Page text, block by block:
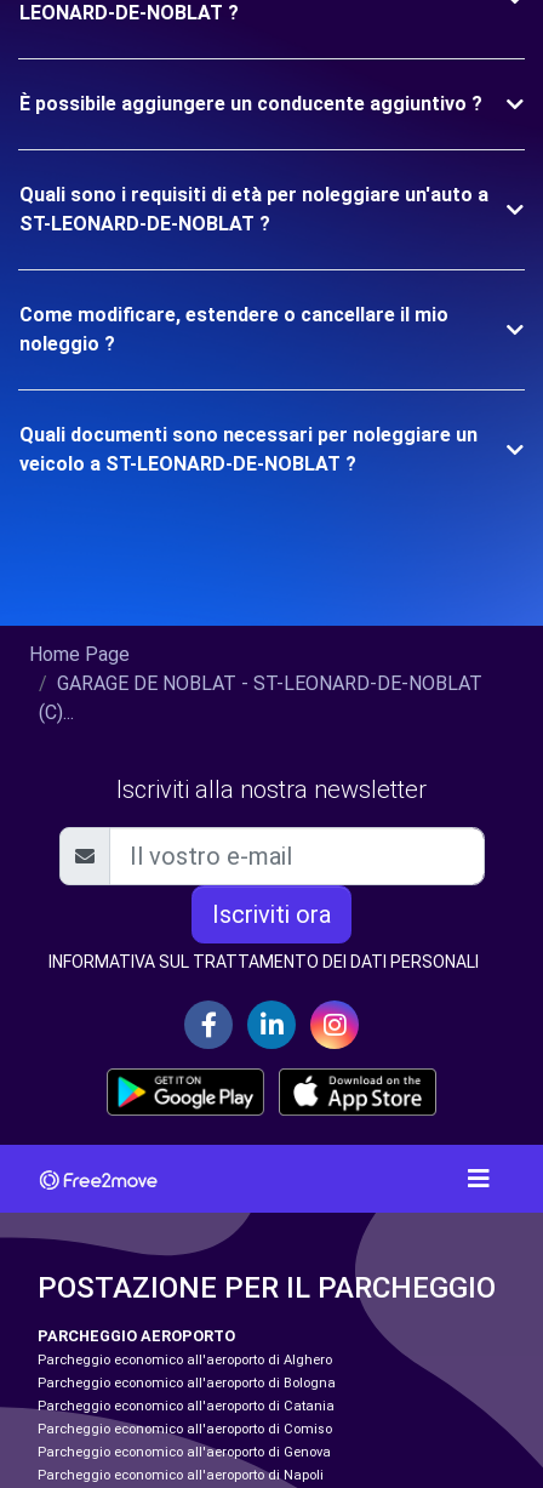
LEONARD-DE-NOBLAT ?
È possibile aggiungere un conducente aggiuntivo ?
Quali sono i requisiti di età per noleggiare un'auto a
ST-LEONARD-DE-NOBLAT ?
Come modificare, estendere o cancellare il mio
noleggio ?
Quali documenti sono necessari per noleggiare un
veicolo a ST-LEONARD-DE-NOBLAT ?
Home Page
GARAGE DE NOBLAT - ST-LEONARD-DE-NOBLAT
(C)...
Iscriviti alla nostra newsletter
Iscriviti ora
INFORMATIVA SUL TRATTAMENTO DEI DATI PERSONALI
POSTAZIONE PER IL PARCHEGGIO
PARCHEGGIO AEROPORTO
Parcheggio economico all'aeroporto di Alghero
Parcheggio economico all'aeroporto di Bologna
Parcheggio economico all'aeroporto di Catania
Parcheggio economico all'aeroporto di Comiso
Parcheggio economico all'aeroporto di Genova
Parcheggio economico all'aeroporto di Napoli